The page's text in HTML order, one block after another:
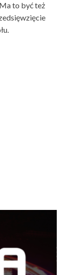
to być też